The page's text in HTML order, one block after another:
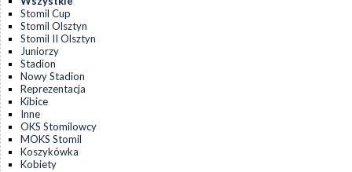
Stomil Cup
Stomil Olsztyn
Stomil II Olsztyn
Juniorzy
Stadion
Nowy Stadion
Reprezentacja
Kibice
Inne
OKS Stomilowcy
MOKS Stomil
Koszykówka
Kobiety